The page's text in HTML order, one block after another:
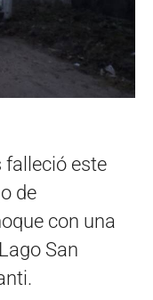
falleció este
de
con una
San